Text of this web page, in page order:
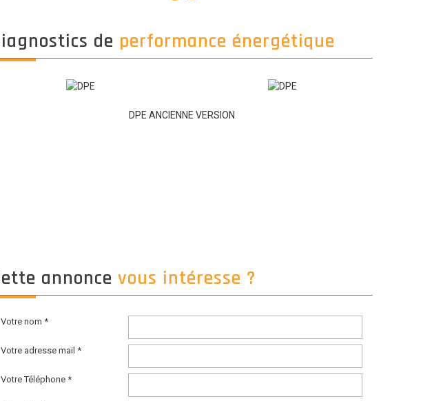
diagnostics de performance énergétique
DPE ANCIENNE VERSION
cette annonce vous intéresse ?
Votre nom *
Votre adresse mail *
Votre Téléphone *